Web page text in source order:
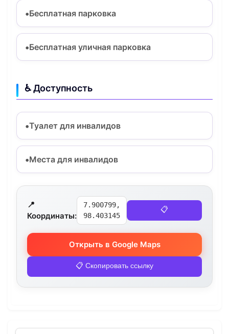
Бесплатная парковка
Бесплатная уличная парковка
♿ Доступность
Туалет для инвалидов
Места для инвалидов
📍
Координаты:
7.900799,
98.403145
📋
Открыть в Google Maps
📋 Скопировать ссылку